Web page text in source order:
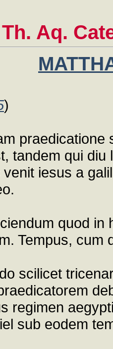
Th. Aq.
)
praedicatione
tandem qui
iesus a
quod in
Tempus, cum
scilicet
regimen
sub eodem